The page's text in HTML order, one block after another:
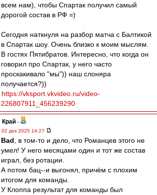
всем нам), чтобы Спартак получил самый
дорогой состав в РФ =)
Сегодня наткнуля на разбор матча с Балтикой
в Спартак шоу. Очень близко к моим мыслям.
В гостях Пятибратов. Интересно, что когда он
говорил про Спартак, у него часто
проскакивало "мы")) наш слоняра
получается?))
https://vksport.vkvideo.ru/video-
226807911_456239290
Край -
02 дек 2025 14:27
Bad , в том-то и дело, что Романцев этого не
умел! У него месяцами один и тот же состав
играл, без ротации.
А потом бац--и выгонял, причём с плохим
итогом для команды.
У Клоппа результат для команды был